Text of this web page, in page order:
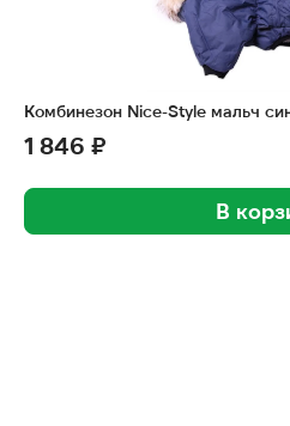
Комбинезон Nice-Style мальч
1 846 ₽
В